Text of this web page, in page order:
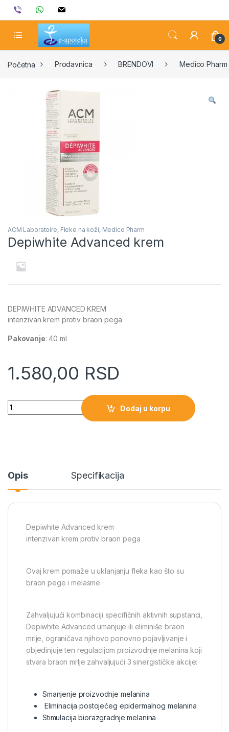
Skip to navigation
Skip to content
viber whatsappmail
0
Početna Prodavnica BRENDOVI Medico Pharm
ACM Laboratoire, Fleke na koži, Medico Pharm
Depiwhite Advanced krem
DEPIWHITE ADVANCED KREM
intenzivan krem protiv braon pega
Pakovanje: 40 ml
1.580,00 RSD
Quantity
Dodaj u korpu
Opis Specifikacija
Depiwhite Advanced krem
intenzivan krem protiv braon pega
Ovaj krem pomaže u uklanjanju fleka kao što su
braon pege i melasme
Zahvaljujući kombinaciji specifičnih aktivnih supstanci,
Depiwhite Advanced umanjuje ili eliminiše braon
mrlje, ograničava njihovo ponovno pojavljivanje i
objedinjuje ten regulacijom proizvodnje melanina koji
stvara braon mrlje zahvaljujući 3 sinergističke akcije:
Smanjenje proizvodnje melanina
Eliminacija postojećeg epidermalnog melanina
Stimulacija biorazgradnje melanina